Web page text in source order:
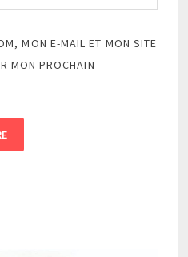
MON E-MAIL ET MON SITE
MON PROCHAIN